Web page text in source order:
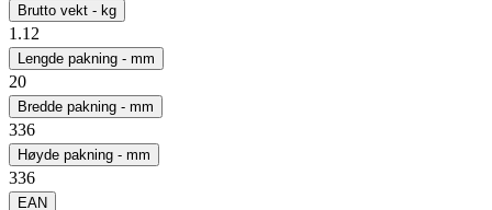
Brutto vekt - kg
1.12
Lengde pakning - mm
20
Bredde pakning - mm
336
Høyde pakning - mm
336
EAN